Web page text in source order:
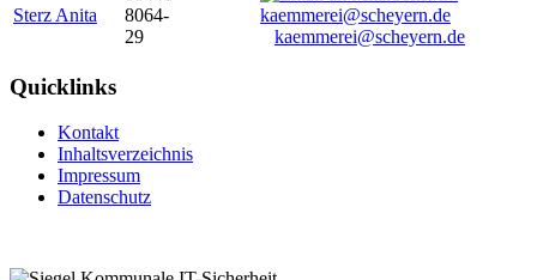
Sterz Anita
8064-
29
kaemmerei@scheyern.de
Quicklinks
Kontakt
Inhaltsverzeichnis
Impressum
Datenschutz